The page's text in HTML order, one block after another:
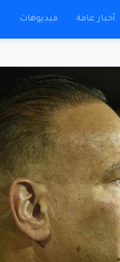
أخبار عامة فيديوهات